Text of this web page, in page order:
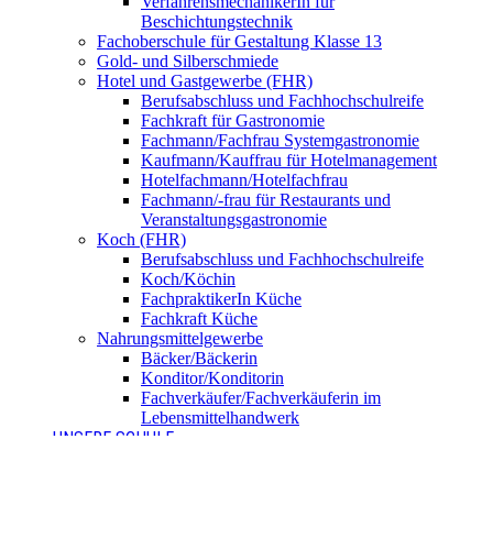
Beschichtungstechnik
Fachoberschule für Gestaltung Klasse 13
Gold- und Silberschmiede
Hotel und Gastgewerbe (FHR)
Berufsabschluss und Fachhochschulreife
Fachkraft für Gastronomie
Fachmann/Fachfrau Systemgastronomie
Kaufmann/Kauffrau für Hotelmanagement
Hotelfachmann/Hotelfachfrau
Fachmann/-frau für Restaurants und
Veranstaltungsgastronomie
Koch (FHR)
Berufsabschluss und Fachhochschulreife
Koch/Köchin
FachpraktikerIn Küche
Fachkraft Küche
Nahrungsmittelgewerbe
Bäcker/Bäckerin
Konditor/Konditorin
Fachverkäufer/Fachverkäuferin im
Lebensmittelhandwerk
UNSERE SCHULE